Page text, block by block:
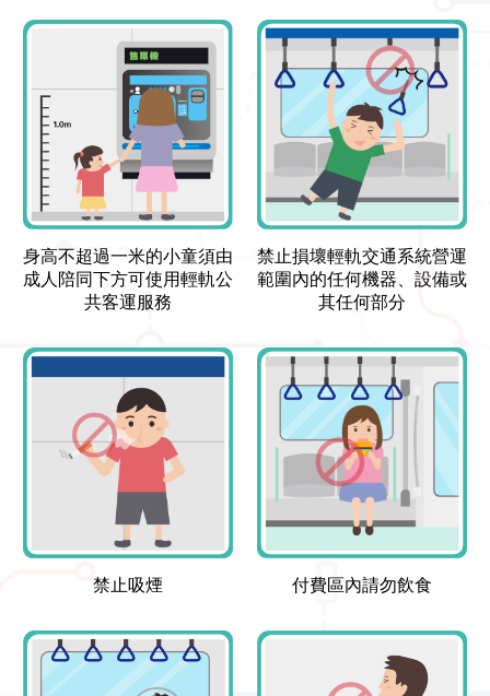
身高不超過一米的小童須由
成人陪同下方可使用輕軌公
共客運服務
禁止損壞輕軌交通系統營運
範圍內的任何機器、設備或
其任何部分
禁止吸煙 付費區內請勿飲食